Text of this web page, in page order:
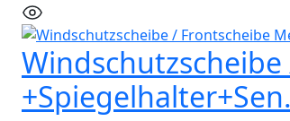
Windschutzscheibe